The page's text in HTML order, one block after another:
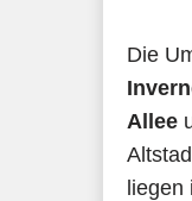
Die
Allee
liegen